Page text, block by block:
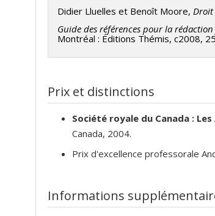
revues etc...)
Didier Lluelles et Benoît Moore, Droit
Guide des références pour la
Montréal : Éditions Thémis, c2008,
Prix et distinctions
Société royale du Canada :
Canada, 2004.
Prix d'excellence professorale
Informations